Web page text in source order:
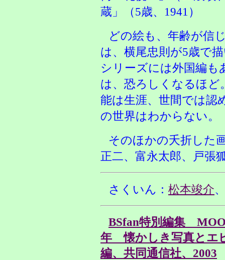
蔵」（5歳、1941）
どの絵も、年齢が信
は、横尾忠則が5歳で
シリーズには外国編も
は、恐ろしくなるほ
能は生涯、世間では認
の世界はわからない。
そのほかの夭折した
正二、富永太郎、戸張
さくいん： 松本竣介
BSfan特別編集
年 懐かしき写真とエ
編、共同通信社、2003